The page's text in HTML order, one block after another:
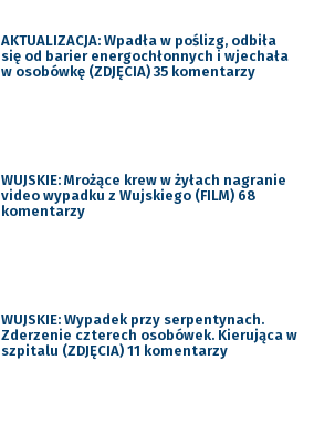
AKTUALIZACJA: Wpadła w poślizg, odbiła
się od barier energochłonnych i wjechała
w osobówkę (ZDJĘCIA) 35 komentarzy
WUJSKIE: Mrożące krew w żyłach nagranie
video wypadku z Wujskiego (FILM) 68
komentarzy
WUJSKIE: Wypadek przy serpentynach.
Zderzenie czterech osobówek. Kierująca w
szpitalu (ZDJĘCIA) 11 komentarzy